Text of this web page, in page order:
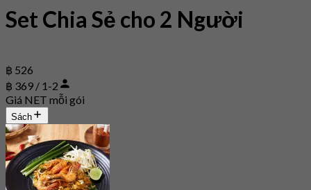
Set Chia Sẻ cho 2 Người
฿ 526
฿ 369 / 1-2
Giá NET mỗi gói
Sách